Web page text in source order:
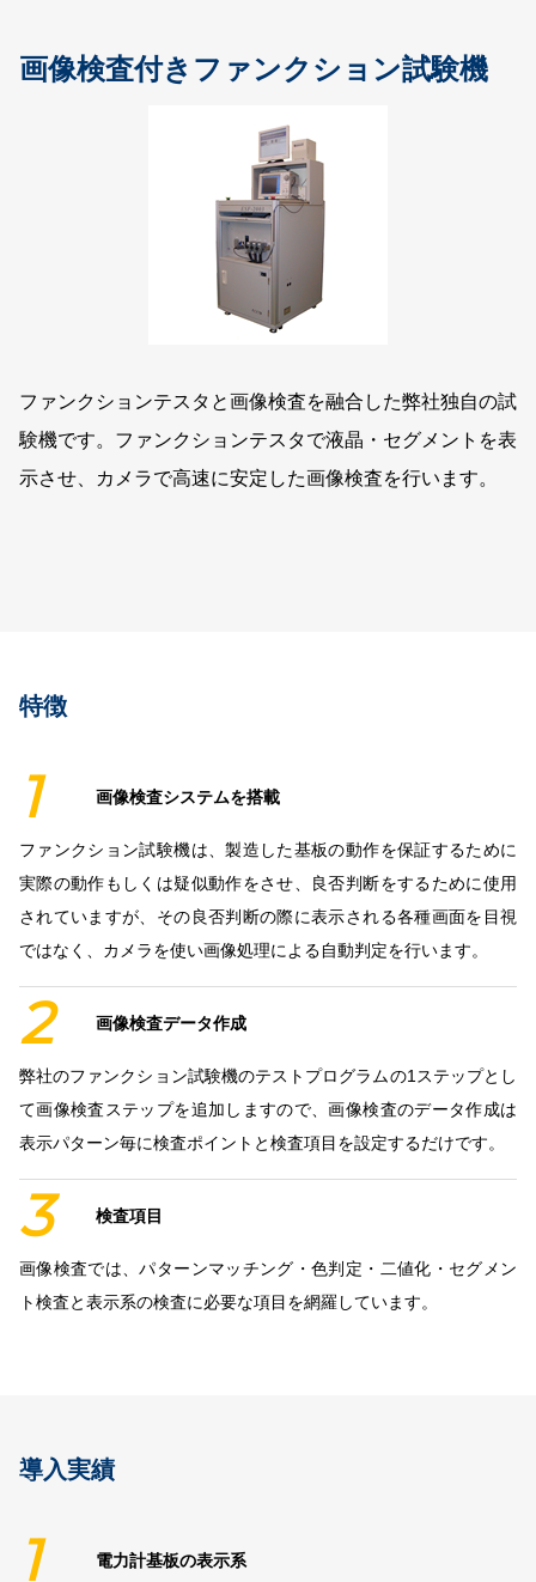
画像検査付きファンクション試験機
ファンクションテスタと画像検査を融合した弊社独自の試
験機です。ファンクションテスタで液晶・セグメントを表
示させ、カメラで高速に安定した画像検査を行います。
特徴
1 画像検査システムを搭載
ファンクション試験機は、製造した基板の動作を保証するために
実際の動作もしくは疑似動作をさせ、良否判断をするために使用
されていますが、その良否判断の際に表示される各種画面を目視
ではなく、カメラを使い画像処理による自動判定を行います。
2 画像検査データ作成
弊社のファンクション試験機のテストプログラムの1ステップとし
て画像検査ステップを追加しますので、画像検査のデータ作成は
表示パターン毎に検査ポイントと検査項目を設定するだけです。
3 検査項目
画像検査では、パターンマッチング・色判定・二値化・セグメン
ト検査と表示系の検査に必要な項目を網羅しています。
導入実績
1 電力計基板の表示系